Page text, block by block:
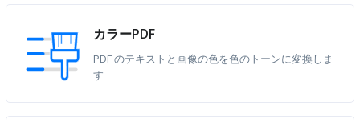
カラーPDF
PDF のテキストと画像の色を色のトーンに変換しま
す